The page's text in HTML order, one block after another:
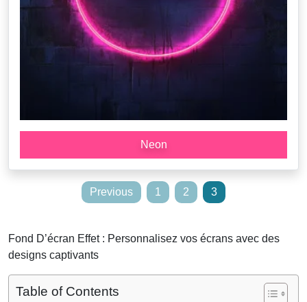
Neon
Previous 1 2 3
Fond D’écran Effet : Personnalisez vos écrans avec des
designs captivants
Table of Contents